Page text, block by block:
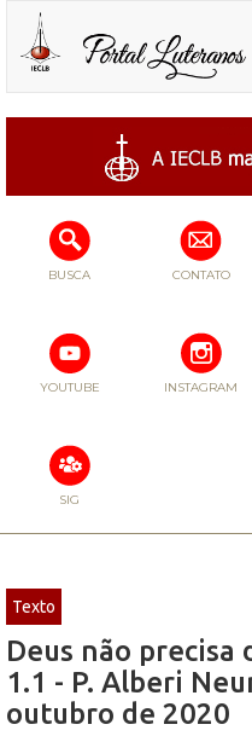
BUSCA CONTATO
YOUTUBE INSTAGRAM
SIG
Texto
Deus não precisa
1.1 - P. Alberi
outubro de 2020